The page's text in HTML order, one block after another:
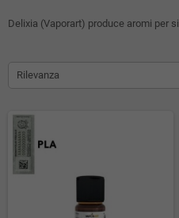
Delixia (Vaporart) produce aromi per
Rilevanza